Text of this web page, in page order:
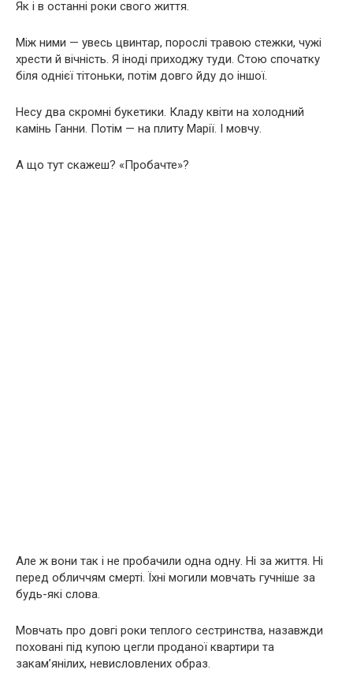
Як і в останні роки свого життя.
Між ними — увесь цвинтар, порослі травою стежки, чужі
хрести й вічність. Я іноді приходжу туди. Стою спочатку
біля однієї тітоньки, потім довго йду до іншої.
Несу два скромні букетики. Кладу квіти на холодний
камінь Ганни. Потім — на плиту Марії. І мовчу.
А що тут скажеш? «Пробачте»?
Але ж вони так і не пробачили одна одну. Ні за життя. Ні
перед обличчям смерті. Їхні могили мовчать гучніше за
будь-які слова.
Мовчать про довгі роки теплого сестринства, назавжди
поховані під купою цегли проданої квартири та
закам’янілих, невисловлених образ.